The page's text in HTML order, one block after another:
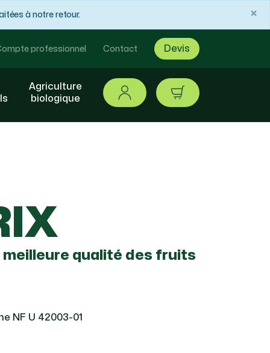
à notre retour. ×
professionnel Contact Devis
Agriculture
biologique
Se connecterarticle / 0,00 €
qualité des fruits
NF U 42003-01